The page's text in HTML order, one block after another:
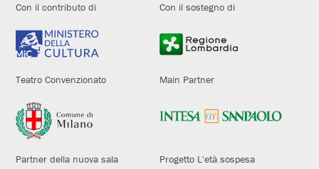
Con il contributo di Con il sostegno di
Teatro Convenzionato Main Partner
Partner della nuova sala Progetto L'età sospesa